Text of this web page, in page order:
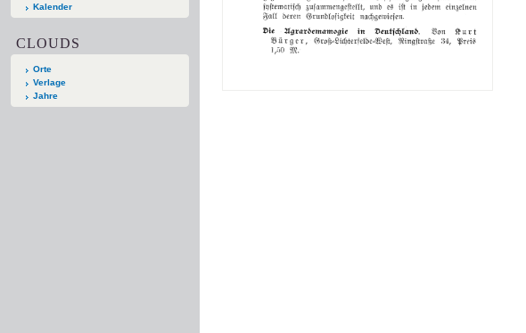
Kalender
CLOUDS
Orte
Verlage
Jahre